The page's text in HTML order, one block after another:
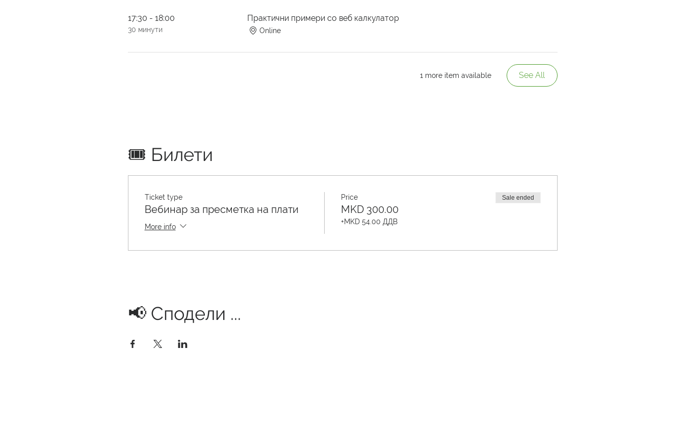
17:30 - 18:00
30 минути
Практични примери со веб калкулатор
Online
1 more item available See All
🎟️ Билети
Ticket type
Вебинар за пресметка на плати
More info
Price
MKD 300.00
+MKD 54.00 ДДВ
Sale ended
📢 Сподели ...